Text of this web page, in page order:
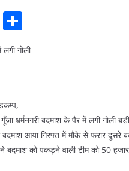
Li
h
ar
गोली
धर्मनगरी बदमाश के पैर में लगी गोली
आया गिरफ्त में मौके से फरार दूसरे
को पकड़ने वाली टीम को 50 हजार